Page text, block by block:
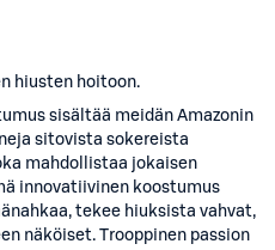
hiusten hoitoon.
sisältää meidän Amazonin
sitovista sokereista
mahdollistaa jokaisen
innovatiivinen koostumus
tekee hiuksista vahvat,
näköiset. Trooppinen passion